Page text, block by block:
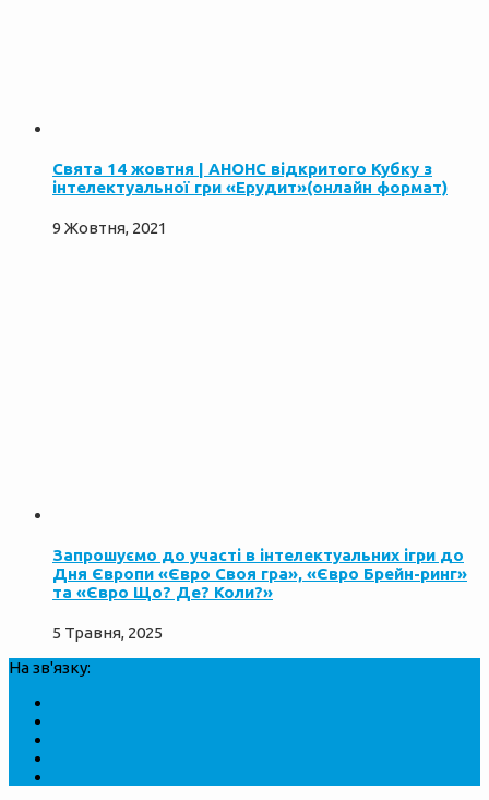
Свята 14 жовтня | АНОНС відкритого Кубку з
інтелектуальної гри «Ерудит»(онлайн формат)
9 Жовтня, 2021
Запрошуємо до участі в інтелектуальних ігри до
Дня Європи «Євро Своя гра», «Євро Брейн-ринг»
та «Євро Що? Де? Коли?»
5 Травня, 2025
На зв'язку: